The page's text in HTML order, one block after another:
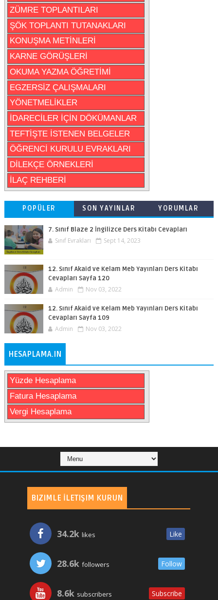
ZÜMRE TOPLANTILARI
ŞÖK TOPLANTI TUTANAKLARI
KONUŞMA METİNLERİ
KARNE GÖRÜŞLERİ
OKUMA YAZMA ÖĞRETİMİ
EGZERSİZ ÇALIŞMALARI
YÖNETMELİKLER
İDARECİLER İÇİN DÖKÜMANLAR
TEFTİŞTE İSTENEN BELGELER
ÖĞRENCİ KURULU EVRAKLARI
DİLEKÇE ÖRNEKLERİ
İLAÇ REHBERİ
POPÜLER SON YAYINLAR YORUMLAR
7. Sınıf Blaze 2 İngilizce Ders Kitabı Cevapları
Sınıf Evrakları Sept 14, 2023
12. Sınıf Akaid ve Kelam Meb Yayınları Ders Kitabı
Cevapları Sayfa 120
Admin Nov 03, 2022
12. Sınıf Akaid ve Kelam Meb Yayınları Ders Kitabı
Cevapları Sayfa 109
Admin Nov 03, 2022
HESAPLAMA.IN
Yüzde Hesaplama
Fatura Hesaplama
Vergi Hesaplama
BIZIMLE İLETIŞIM KURUN
34.2k likes Like
28.6k followers Follow
8.6k subscribers Subscribe